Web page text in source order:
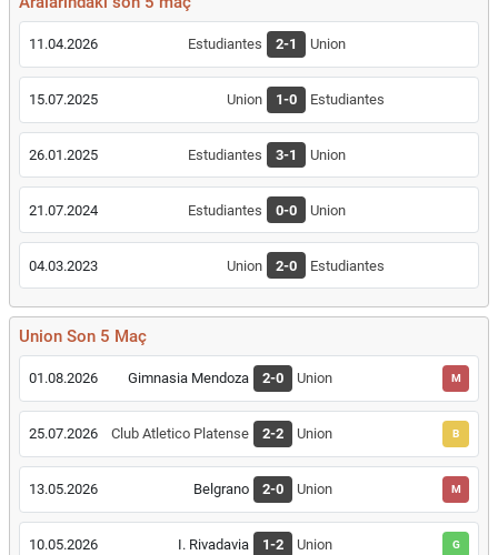
11.04.2026 Estudiantes 2-1 Union
15.07.2025 Union 1-0 Estudiantes
26.01.2025 Estudiantes 3-1 Union
21.07.2024 Estudiantes 0-0 Union
04.03.2023 Union 2-0 Estudiantes
Union Son 5 Maç
01.08.2026 Gimnasia Mendoza 2-0 Union M
25.07.2026 Club Atletico Platense 2-2 Union B
13.05.2026 Belgrano 2-0 Union M
10.05.2026 I. Rivadavia 1-2 Union G